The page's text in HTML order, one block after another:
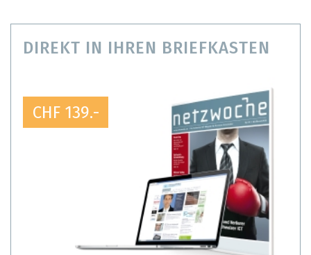
DIREKT IN IHREN BRIEFKASTEN
CHF 139.-